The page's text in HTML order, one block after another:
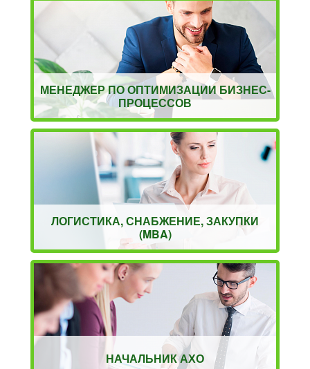
МЕНЕДЖЕР ПО ОПТИМИЗАЦИИ БИЗНЕС-
ПРОЦЕССОВ
ЛОГИСТИКА, СНАБЖЕНИЕ, ЗАКУПКИ
(MBA)
НАЧАЛЬНИК АХО